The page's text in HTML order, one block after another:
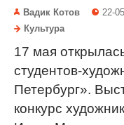
Вадик Котов 22-
Культура
17 мая
студентов-
Петербург».
конкурс